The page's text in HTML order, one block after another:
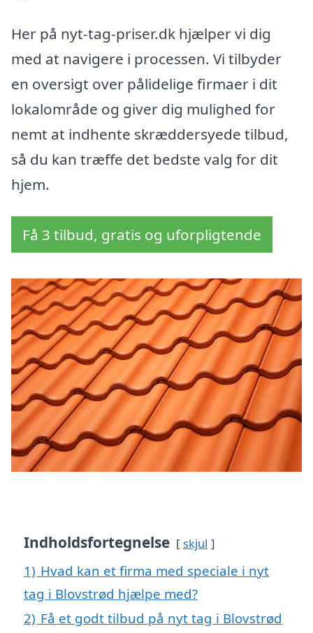
Her på nyt-tag-priser.dk hjælper vi dig
med at navigere i processen. Vi tilbyder
en oversigt over pålidelige firmaer i dit
lokalområde og giver dig mulighed for
nemt at indhente skræddersyede tilbud,
så du kan træffe det bedste valg for dit
hjem.
Få 3 tilbud, gratis og uforpligtende
Indholdsfortegnelse skjul
1) Hvad kan et firma med speciale i nyt
tag i Blovstrød hjælpe med?
2) Få et godt tilbud på nyt tag i Blovstrød